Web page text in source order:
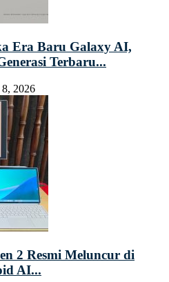
Era Baru Galaxy AI,
Terbaru...
2026
2 Resmi Meluncur di
AI...